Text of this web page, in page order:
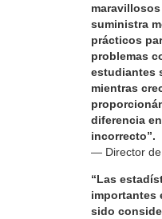
suministra
prácticos
problemas
estudiantes
mientras
diferencia
incorrecto”.
— Director de
“Las
importantes
sido